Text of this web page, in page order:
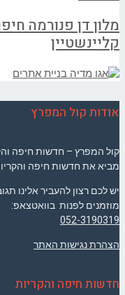
מלון דן פנורמה
קליינשטיין
אודות קול המפרץ
קול המפרץ – חדשות חיפה
מביא את חדשות חיפה
יש לכם רצון להעביר אלינו
מוזמנים לפנות בוואטצאפ:
052-3190319
הצהרת נגישות האתר
חדשות חיפה והקריות